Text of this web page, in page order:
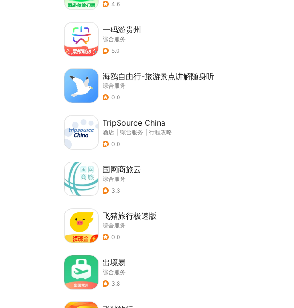
4.6
一码游贵州
综合服务
5.0
海鸥自由行-旅游景点讲解随身听
综合服务
0.0
TripSource China
酒店 综合服务
行程攻略
0.0
国网商旅云
综合服务
3.3
飞猪旅行极速版
综合服务
0.0
出境易
综合服务
3.8